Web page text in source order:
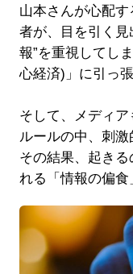
山本さんが心配
者が、目を引く見
報”を重視してし
心経済)」に引っ
そして、メディ
ルールの中、刺激
その結果、起き
れる「情報の偏食